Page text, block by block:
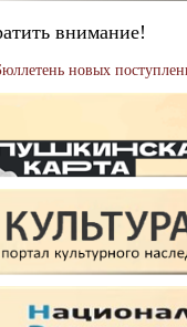
внимание!